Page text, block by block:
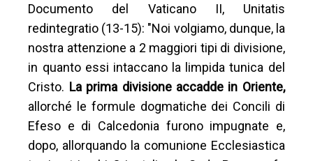
Documento del Vaticano II, Unitatis
redintegratio (13-15): "Noi volgiamo, dunque, la
nostra attenzione a 2 maggiori tipi di divisione,
in quanto essi intaccano la limpida tunica del
Cristo. La prima divisione accadde in Oriente,
allorché le formule dogmatiche dei Concili di
Efeso e di Calcedonia furono impugnate e,
dopo, allorquando la comunione Ecclesiastica